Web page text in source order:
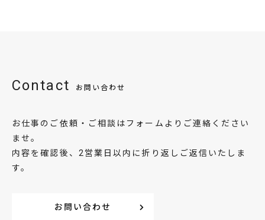
Contact お問い合わせ
お仕事のご依頼・ご相談はフォームよりご連絡ください
ませ。
内容を確認後、2営業日以内に折り返しご返信いたしま
す。
お問い合わせ